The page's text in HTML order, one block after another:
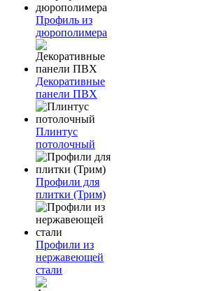
Профиль из
дюрополимера
Декоративные
панели ПВХ
Плинтус
потолочный
Профили для
плитки (Трим)
Профили из
нержавеющей
стали